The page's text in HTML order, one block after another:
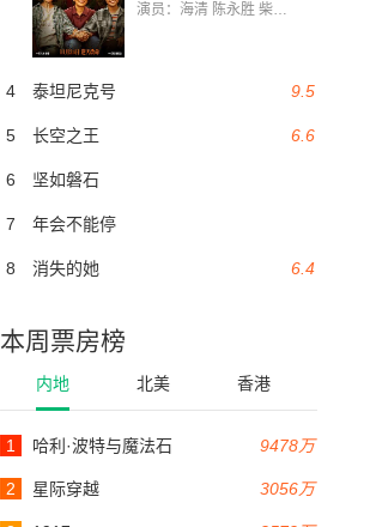
演员：海清 陈永胜 柴烨 王玥婷 万国鹏 美朵达瓦 赵瑞婷 罗解艳 郭莉娜 潘家艳
9.5
4 泰坦尼克号
6.6
5 长空之王
6 坚如磐石
7 年会不能停
6.4
8 消失的她
本周票房榜
内地 北美 香港
9478万
1 哈利·波特与魔法石
3056万
2 星际穿越
280分钟 210分钟
2021笑赢这一年